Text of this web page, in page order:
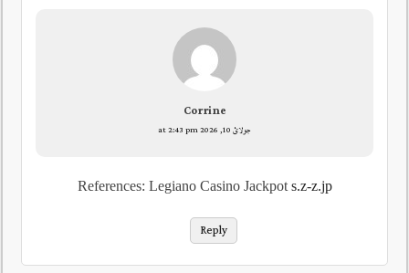
Corrine
جولائ 10, 2026 at 2:43 pm
References: Legiano Casino Jackpot s.z-z.jp
Reply